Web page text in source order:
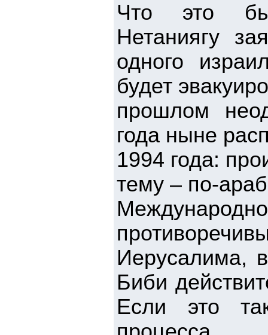
Что это
Нетаниягу
одного
будет
прошлом
года ныне
1994 года:
тему – по-
Иерусалима,
Биби
Если это